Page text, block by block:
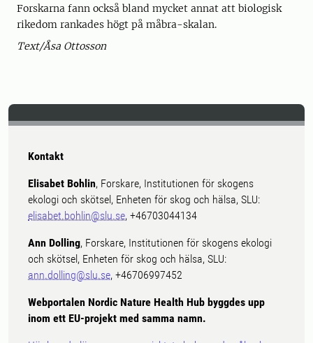
Forskarna fann också bland mycket annat att biologisk
rikedom rankades högt på måbra-skalan.
Text/Åsa Ottosson
Kontakt
Elisabet Bohlin, Forskare, Institutionen för skogens
ekologi och skötsel, Enheten för skog och hälsa, SLU:
elisabet.bohlin@slu.se, +46703044134
Ann Dolling, Forskare, Institutionen för skogens ekologi
och skötsel, Enheten för skog och hälsa, SLU:
ann.dolling@slu.se, +46706997452
Webportalen Nordic Nature Health Hub byggdes upp
inom ett EU-projekt med samma namn.